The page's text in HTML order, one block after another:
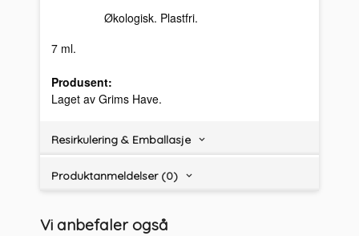
Økologisk. Plastfri.
7 ml.
Produsent:
Laget av Grims Have.
Resirkulering & Emballasje
Produktanmeldelser (0)
Vi anbefaler også